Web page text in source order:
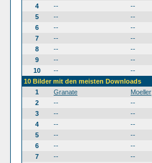
4
-- --
5
-- --
6
-- --
7
-- --
8
-- --
9
-- --
10
-- --
10 Bilder mit den meisten Downloads
1
Granate Moeller
2
-- --
3
-- --
4
-- --
5
-- --
6
-- --
7
-- --